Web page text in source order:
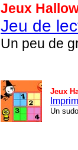
Jeux
Jeu de
Un peu de
Jeux
Un